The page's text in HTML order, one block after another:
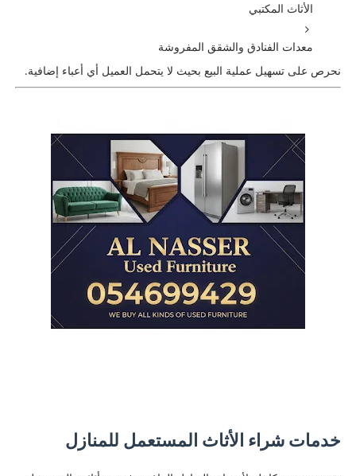
الأثاث المكتبي
معدات الفنادق والشقق المفروشة
نحرص على تسهيل عملية البيع بحيث لا يتحمل العميل أي أعباء إضافية.
خدمات شراء الأثاث المستعمل للمنازل